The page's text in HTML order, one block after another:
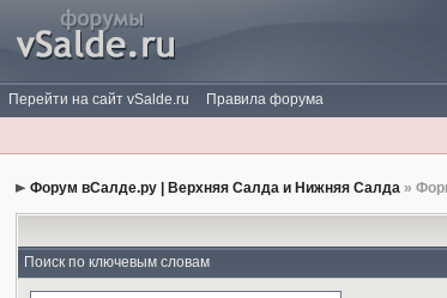
Перейти на сайт vSalde.ru Правила форума
Форум вСалде.ру | Верхняя Салда и Нижняя Салда »
Поиск по ключевым словам